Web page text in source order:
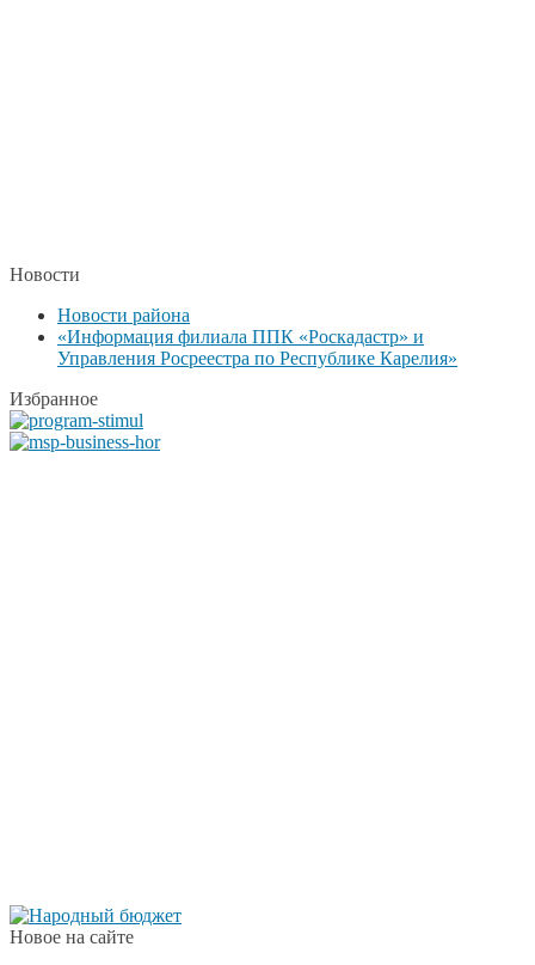
Новости
Новости района
«Информация филиала ППК «Роскадастр» и
Управления Росреестра по Республике Карелия»
Избранное
Новое на сайте